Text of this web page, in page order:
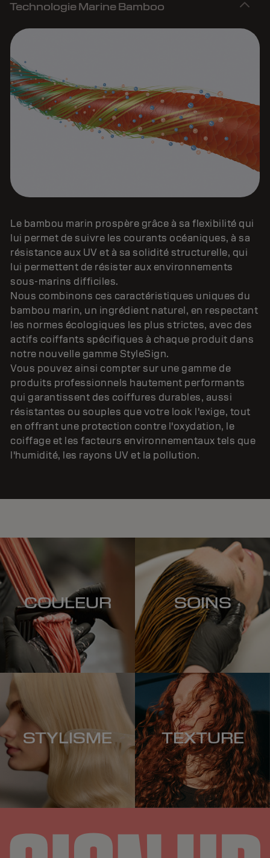
Technologie Marine Bamboo
Le bambou marin prospère grâce à sa flexibilité qui
lui permet de suivre les courants océaniques, à sa
résistance aux UV et à sa solidité structurelle, qui
lui permettent de résister aux environnements
sous-marins difficiles.
Nous combinons ces caractéristiques uniques du
bambou marin, un ingrédient naturel, en respectant
les normes écologiques les plus strictes, avec des
actifs coiffants spécifiques à chaque produit dans
notre nouvelle gamme StyleSign.
Vous pouvez ainsi compter sur une gamme de
produits professionnels hautement performants
qui garantissent des coiffures durables, aussi
résistantes ou souples que votre look l'exige, tout
en offrant une protection contre l'oxydation, le
coiffage et les facteurs environnementaux tels que
l'humidité, les rayons UV et la pollution.
COULEUR SOINS
STYLISME TEXTURE